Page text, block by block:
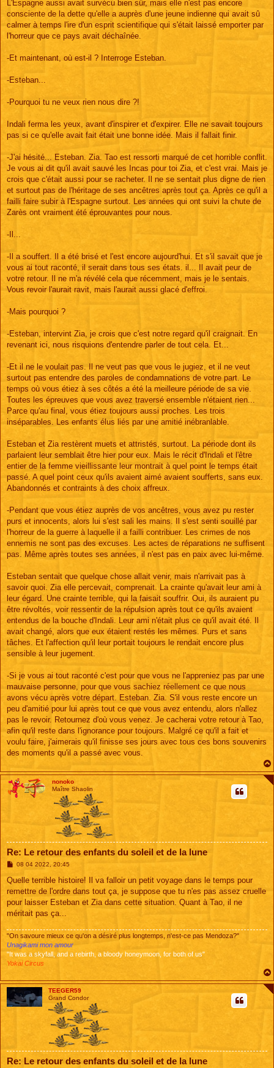
L'Espagne aussi avait survécu bien sûr, mais elle n'est pas encore
consciente de la dette qu'elle a auprès d'une jeune indienne qui avait sû
calmer à temps l'ire d'un esprit scientifique qui s'était laissé emporter par
l'horreur que ce pays avait déchaînée.
-Et maintenant, où est-il ? Interroge Esteban.
-Esteban...
-Pourquoi tu ne veux rien nous dire ?!
Indali ferma les yeux, avant d'inspirer et d'expirer. Elle ne savait toujours
pas si ce qu'elle avait fait était une bonne idée. Mais il fallait finir.
-J'ai hésité... Esteban. Zia. Tao est ressorti marqué de cet horrible conflit.
Je vous ai dit qu'il avait sauvé les Incas pour toi Zia, et c'est vrai. Mais je
crois que c'était aussi pour se racheter. Il ne se sentait plus digne de rien
et surtout pas de l'héritage de ses ancêtres après tout ça. Après ce qu'il a
failli faire subir à l'Espagne surtout. Les années qui ont suivi la chute de
Zarès ont vraiment été éprouvantes pour nous.
-Il...
-Il a souffert. Il a été brisé et l'est encore aujourd'hui. Et s'il savait que je
vous ai tout raconté, il serait dans tous ses états. il... Il avait peur de
votre retour. Il ne m'a révélé cela que récemment, mais je le sentais.
Vous revoir l'aurait ravit, mais l'aurait aussi glacé d'effroi.
-Mais pourquoi ?
-Esteban, intervint Zia, je crois que c'est notre regard qu'il craignait. En
revenant ici, nous risquions d'entendre parler de tout cela. Et...
-Et il ne le voulait pas. Il ne veut pas que vous le jugiez, et il ne veut
surtout pas entendre des paroles de condamnations de votre part. Le
temps où vous étiez à ses côtés a été la meilleure période de sa vie.
Toutes les épreuves que vous avez traversé ensemble n'étaient rien...
Parce qu'au final, vous étiez toujours aussi proches. Les trois
inséparables. Les enfants élus liés par une amitié inébranlable.
Esteban et Zia restèrent muets et attristés, surtout. La période dont ils
parlaient leur semblait être hier pour eux. Mais le récit d'Indali et l'être
entier de la femme vieillissante leur montrait à quel point le temps était
passé. A quel point ceux qu'ils avaient aimé avaient soufferts, sans eux.
Abandonnés et contraints à des choix affreux.
-Pendant que vous étiez auprès de vos ancêtres, vous avez pu rester
purs et innocents, alors lui s'est sali les mains. Il s'est senti souillé par
l'horreur de la guerre à laquelle il a failli contribuer. Les crimes de nos
ennemis ne sont pas des excuses. Les actes de réparations ne suffisent
pas. Même après toutes ses années, il n'est pas en paix avec lui-même.
Esteban sentait que quelque chose allait venir, mais n'arrivait pas à
savoir quoi. Zia elle percevait, comprenait. La crainte qu'avait leur ami à
leur égard. Une crainte terrible, qui la faisait souffrir. Oui, ils auraient pu
être révoltés, voir ressentir de la répulsion après tout ce qu'ils avaient
entendus de la bouche d'Indali. Leur ami n'était plus ce qu'il avait été. Il
avait changé, alors que eux étaient restés les mêmes. Purs et sans
tâches. Et l'affection qu'il leur portait toujours le rendait encore plus
sensible à leur jugement.
-Si je vous ai tout raconté c'est pour que vous ne l'appreniez pas par une
mauvaise personne, pour que vous sachiez réellement ce que nous
avons vécu après votre départ. Esteban. Zia. S'il vous reste encore un
peu d'amitié pour lui après tout ce que vous avez entendu, alors n'allez
pas le revoir. Retournez d'où vous venez. Je cacherai votre retour à Tao,
afin qu'il reste dans l'ignorance pour toujours. Malgré ce qu'il a fait et
voulu faire, j'aimerais qu'il finisse ses jours avec tous ces bons souvenirs
des moments qu'il a passé avec vous.
nonoko
Maître Shaolin
Re: Le retour des enfants du soleil et de la lune
M
s
a
g
08 04 2022, 20:45
Quelle terrible histoire! Il va falloir un petit voyage dans le temps pour
remettre de l'ordre dans tout ça, je suppose que tu n'es pas assez cruelle
pour laisser Esteban et Zia dans cette situation. Quant à Tao, il ne
méritait pas ça...
"On savoure mieux ce qu'on a désiré plus longtemps, n'est-ce pas Mendoza?"
Unagikami mon amour
"It was a skyfall, and a rebirth, a bloody honeymoon, for both of us"
Yokai Circus
TEEGER59
Grand Condor
Re: Le retour des enfants du soleil et de la lune